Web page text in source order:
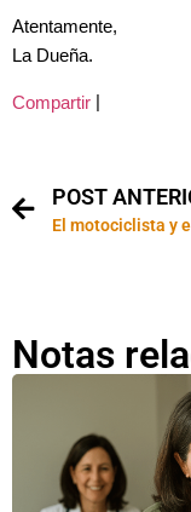
Atentamente,
La Dueña.
Compartir |
POST
El motociclista y
Notas